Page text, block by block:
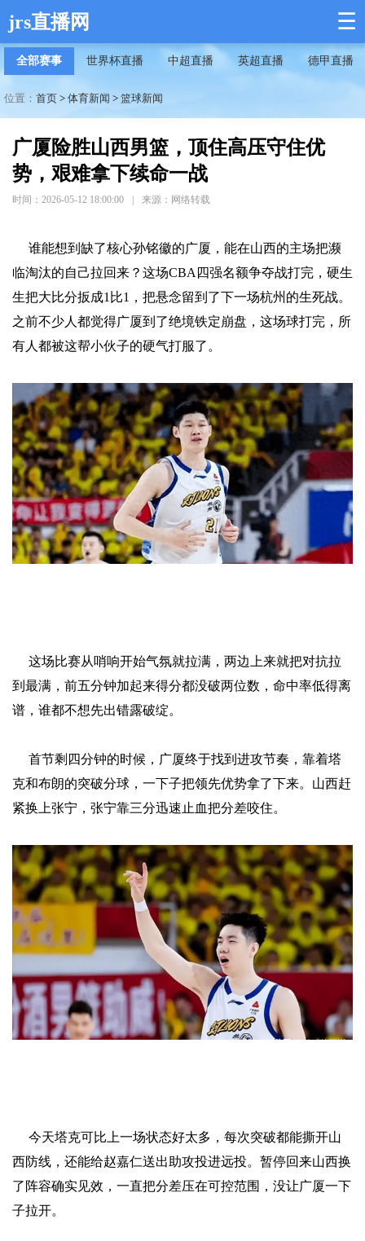
jrs直播网 ☰
全部赛事 世界杯直播 中超直播 英超直播 德甲直播
位置： 首页 > 体育新闻 > 篮球新闻
广厦险胜山西男篮，顶住高压守住优
势，艰难拿下续命一战
时间：2026-05-12 18:00:00 来源：网络转载
谁能想到缺了核心孙铭徽的广厦，能在山西的主场把濒
临淘汰的自己拉回来？这场CBA四强名额争夺战打完，硬生
生把大比分扳成1比1，把悬念留到了下一场杭州的生死战。
之前不少人都觉得广厦到了绝境铁定崩盘，这场球打完，所
有人都被这帮小伙子的硬气打服了。
这场比赛从哨响开始气氛就拉满，两边上来就把对抗拉
到最满，前五分钟加起来得分都没破两位数，命中率低得离
谱，谁都不想先出错露破绽。
首节剩四分钟的时候，广厦终于找到进攻节奏，靠着塔
克和布朗的突破分球，一下子把领先优势拿了下来。山西赶
紧换上张宁，张宁靠三分迅速止血把分差咬住。
今天塔克可比上一场状态好太多，每次突破都能撕开山
西防线，还能给赵嘉仁送出助攻投进远投。暂停回来山西换
了阵容确实见效，一直把分差压在可控范围，没让广厦一下
子拉开。